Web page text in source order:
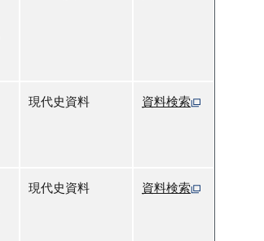
現代史資料 資料検索
現代史資料 資料検索